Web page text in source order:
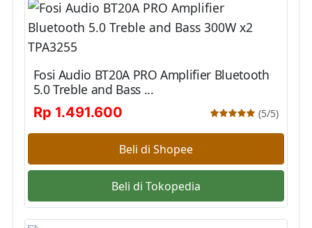
Fosi Audio BT20A PRO Amplifier Bluetooth
5.0 Treble and Bass ...
Rp 1.491.600
(5/5)
Beli di Shopee
Beli di Tokopedia